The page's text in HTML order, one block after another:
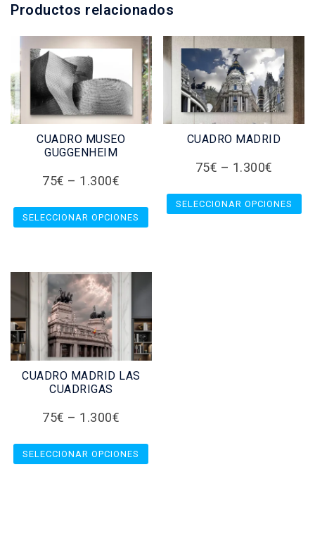
Productos relacionados
CUADRO MUSEO
GUGGENHEIM
75€ – 1.300€
SELECCIONAR OPCIONES
CUADRO MADRID
75€ – 1.300€
SELECCIONAR OPCIONES
CUADRO MADRID LAS
CUADRIGAS
75€ – 1.300€
SELECCIONAR OPCIONES